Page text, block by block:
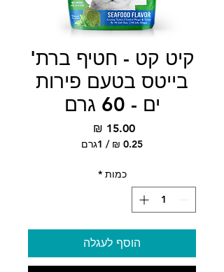
קיט קט - חטיף ברת'
בייטס בטעם פירות
ים - 60 גרם
‏15.00 ‏₪
/ 1גרם
לכלכמות *
הוסף לעגלה